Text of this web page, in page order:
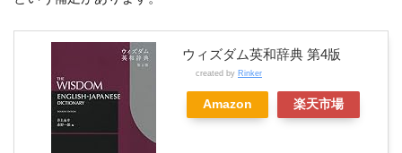
ウィズダム英和辞典 第4版
created by Rinker
Amazon 楽天市場